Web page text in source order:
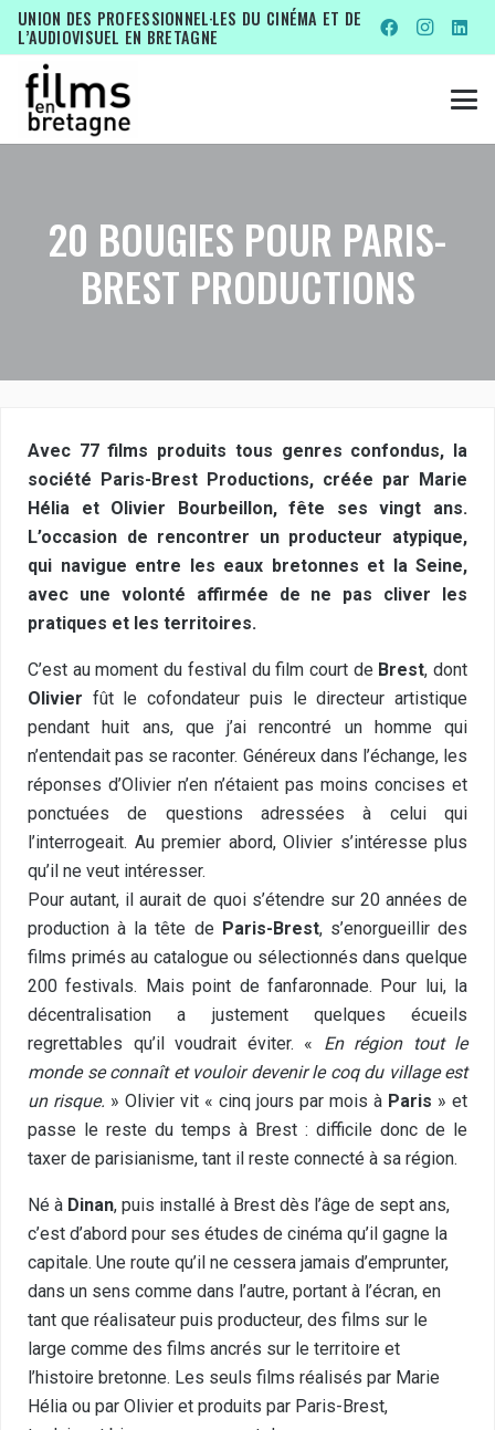
UNION DES PROFESSIONNEL·LES DU CINÉMA ET DE
L’AUDIOVISUEL EN BRETAGNE
20 BOUGIES POUR PARIS-
BREST PRODUCTIONS
Avec 77 films produits tous genres confondus, la
société Paris-Brest Productions, créée par Marie
Hélia et Olivier Bourbeillon, fête ses vingt ans.
L’occasion de rencontrer un producteur atypique,
qui navigue entre les eaux bretonnes et la Seine,
avec une volonté affirmée de ne pas cliver les
pratiques et les territoires.
C’est au moment du festival du film court de Brest, dont
Olivier fût le cofondateur puis le directeur artistique
pendant huit ans, que j’ai rencontré un homme qui
n’entendait pas se raconter. Généreux dans l’échange, les
réponses d’Olivier n’en n’étaient pas moins concises et
ponctuées de questions adressées à celui qui
l’interrogeait. Au premier abord, Olivier s’intéresse plus
qu’il ne veut intéresser.
Pour autant, il aurait de quoi s’étendre sur 20 années de
production à la tête de Paris-Brest, s’enorgueillir des
films primés au catalogue ou sélectionnés dans quelque
200 festivals. Mais point de fanfaronnade. Pour lui, la
décentralisation a justement quelques écueils
regrettables qu’il voudrait éviter. « En région tout le
monde se connaît et vouloir devenir le coq du village est
un risque. » Olivier vit « cinq jours par mois à Paris » et
passe le reste du temps à Brest : difficile donc de le
taxer de parisianisme, tant il reste connecté à sa région.
Né à Dinan, puis installé à Brest dès l’âge de sept ans,
c’est d’abord pour ses études de cinéma qu’il gagne la
capitale. Une route qu’il ne cessera jamais d’emprunter,
dans un sens comme dans l’autre, portant à l’écran, en
tant que réalisateur puis producteur, des films sur le
large comme des films ancrés sur le territoire et
l’histoire bretonne. Les seuls films réalisés par Marie
Hélia ou par Olivier et produits par Paris-Brest,